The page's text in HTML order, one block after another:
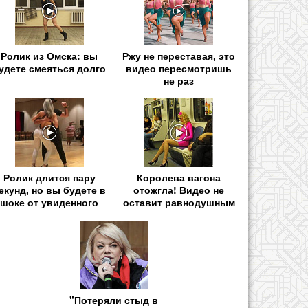
Ролик из Омска: вы
смеяться долго
Ржу не переставая, это
видео пересмотришь
не раз
Ролик длится пару
но вы будете в
шоке от увиденного
Королева вагона
отожгла! Видео не
оставит равнодушным
"Потеряли стыд в